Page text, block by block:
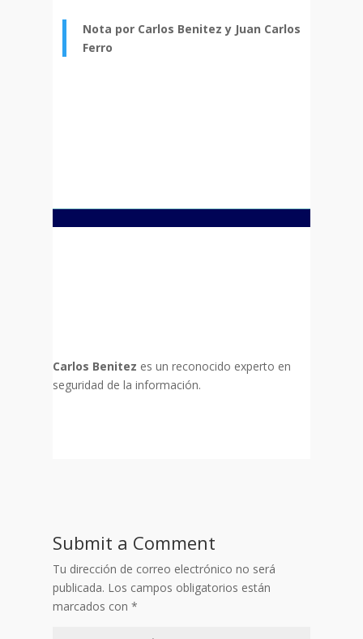
Nota por Carlos Benitez y Juan Carlos
Ferro
Carlos Benitez es un reconocido experto en
seguridad de la información.
Submit a Comment
Tu dirección de correo electrónico no será
publicada. Los campos obligatorios están
marcados con *